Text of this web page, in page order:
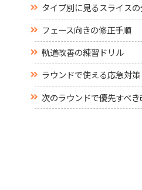
タイプ別に見るスライス
フェース向きの修正手順
軌道改善の練習ドリル
ラウンドで使える応急対策
次のラウンドで優先すべ